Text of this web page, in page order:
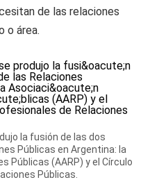
de las relaciones
o área.
la fusión de las dos
Públicas en Argentina: la
Públicas (AARP) y el Círculo
Públicas.